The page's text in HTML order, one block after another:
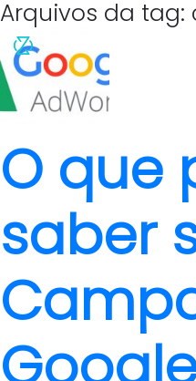
Arquivos da
O que
saber